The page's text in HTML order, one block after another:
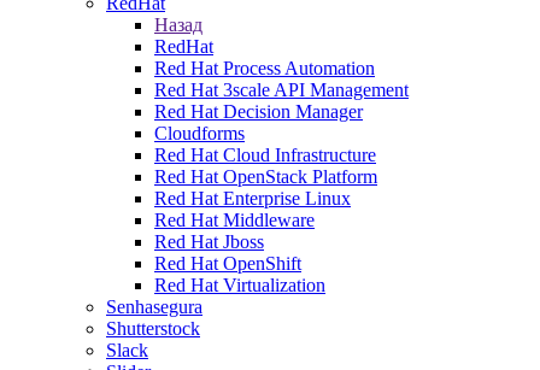
Назад
RedHat
Red Hat Process Automation
Red Hat 3scale API Management
Red Hat Decision Manager
Cloudforms
Red Hat Cloud Infrastructure
Red Hat OpenStack Platform
Red Hat Enterprise Linux
Red Hat Middleware
Red Hat Jboss
Red Hat OpenShift
Red Hat Virtualization
Senhasegura
Shutterstock
Slack